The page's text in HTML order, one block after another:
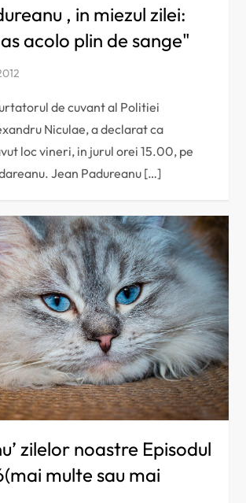
, in miezul zilei:
acolo plin de sange"
de cuvant al Politiei
Niculae, a declarat ca
loc vineri, in jurul orei 15.00, pe
Jean Padureanu […]
zilelor noastre Episodul
multe sau mai